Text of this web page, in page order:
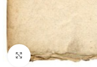
Cliquez pour agrandir